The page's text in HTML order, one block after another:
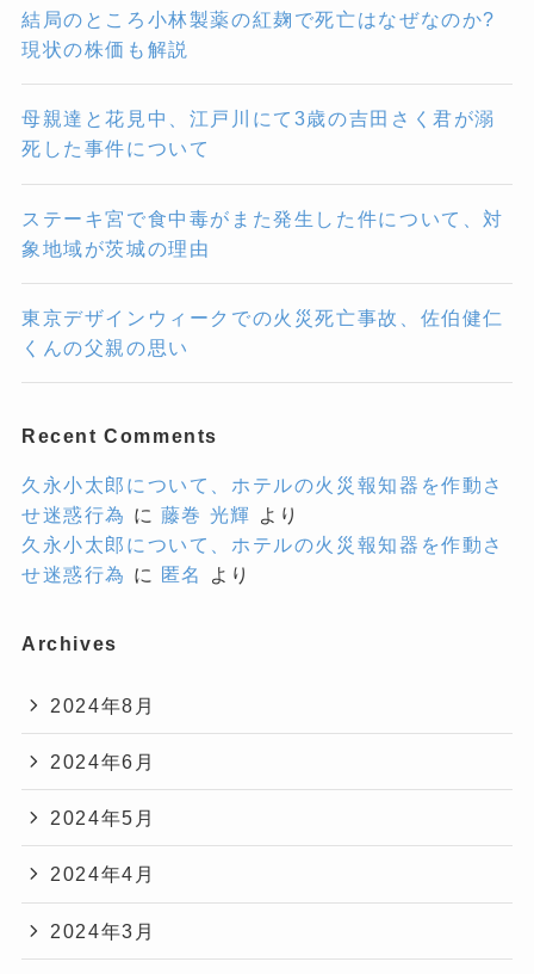
結局のところ小林製薬の紅麹で死亡はなぜなのか?
現状の株価も解説
母親達と花見中、江戸川にて3歳の吉田さく君が溺
死した事件について
ステーキ宮で食中毒がまた発生した件について、対
象地域が茨城の理由
東京デザインウィークでの火災死亡事故、佐伯健仁
くんの父親の思い
Recent Comments
久永小太郎について、ホテルの火災報知器を作動さ
せ迷惑行為 に 藤巻 光輝 より
久永小太郎について、ホテルの火災報知器を作動さ
せ迷惑行為 に 匿名 より
Archives
2024年8月
2024年6月
2024年5月
2024年4月
2024年3月